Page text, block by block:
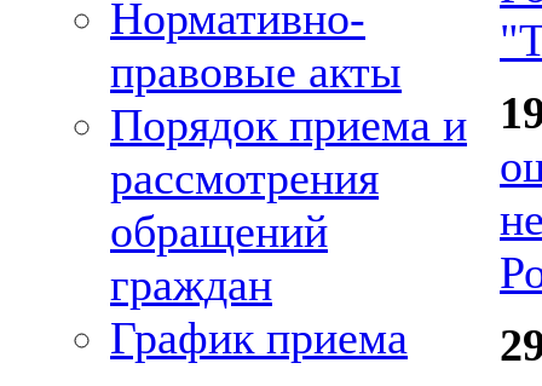
Нормативно-
правовые акты
Порядок приема и
рассмотрения
обращений
граждан
График приема